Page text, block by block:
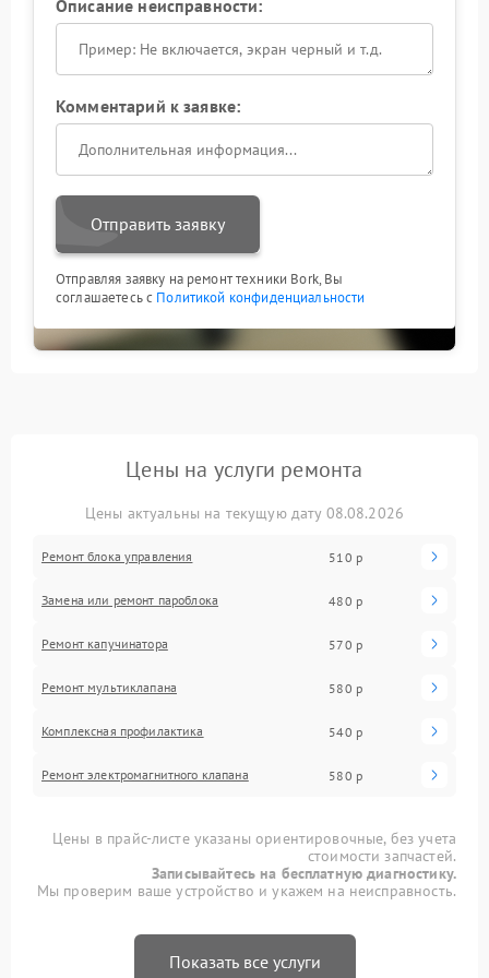
XIAOMI гарантирует, что проблема будет устранена
до того, как она успеет нанести серьезный урон.
решению проблемы
Самостоятельная диагностика и ремонт
кофемашины при появлении щелчков редко
приводят к успеху. Без специального инструмента
невозможно оценить степень износа подшипников,
без манометра — проверить давление насоса, без
стенда — протестировать электронику. Именно
поэтому владельцы техники доверяют нам
При появлении подозрительных звуков
поврежденных компонентов. После
профессионального вмешательства работа
посторонних шумов, способных вызвать
Описание неисправности:
Комментарий к заявке:
Отправить заявку
Отправляя заявку на ремонт техники Bork, Вы
соглашаетесь с Политикой конфиденциальности
Цены на услуги ремонта
Цены актуальны на текущую дату 08.08.2026
Ремонт блока управления 510 р
Замена или ремонт пароблока 480 р
Ремонт капучинатора 570 р
Ремонт мультиклапана 580 р
Комплексная профилактика 540 р
Ремонт электромагнитного клапана 580 р
Цены в прайс-листе указаны ориентировочные, без учета
стоимости запчастей.
Записывайтесь на бесплатную диагностику.
Мы проверим ваше устройство и укажем на неисправность.
Показать все услуги